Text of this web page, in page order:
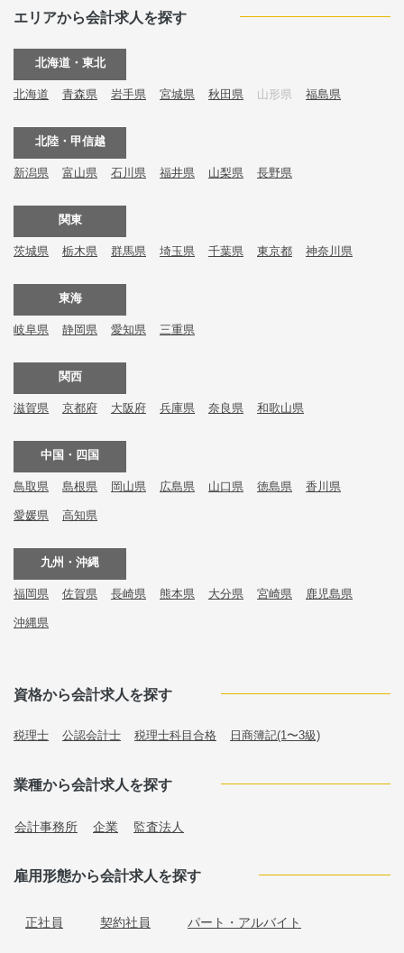
エリアから会計求人を探す
北海道・東北
北海道 青森県 岩手県 宮城県 秋田県 山形県 福島県
北陸・甲信越
新潟県 富山県 石川県 福井県 山梨県 長野県
関東
茨城県 栃木県 群馬県 埼玉県 千葉県 東京都 神奈川県
東海
岐阜県 静岡県 愛知県 三重県
関西
滋賀県 京都府 大阪府 兵庫県 奈良県 和歌山県
中国・四国
鳥取県 島根県 岡山県 広島県 山口県 徳島県 香川県
愛媛県 高知県
九州・沖縄
福岡県 佐賀県 長崎県 熊本県 大分県 宮崎県 鹿児島県
沖縄県
資格から会計求人を探す
税理士 公認会計士 税理士科目合格 日商簿記(1〜3級)
業種から会計求人を探す
会計事務所 企業 監査法人
雇用形態から会計求人を探す
正社員 契約社員 パート・アルバイト